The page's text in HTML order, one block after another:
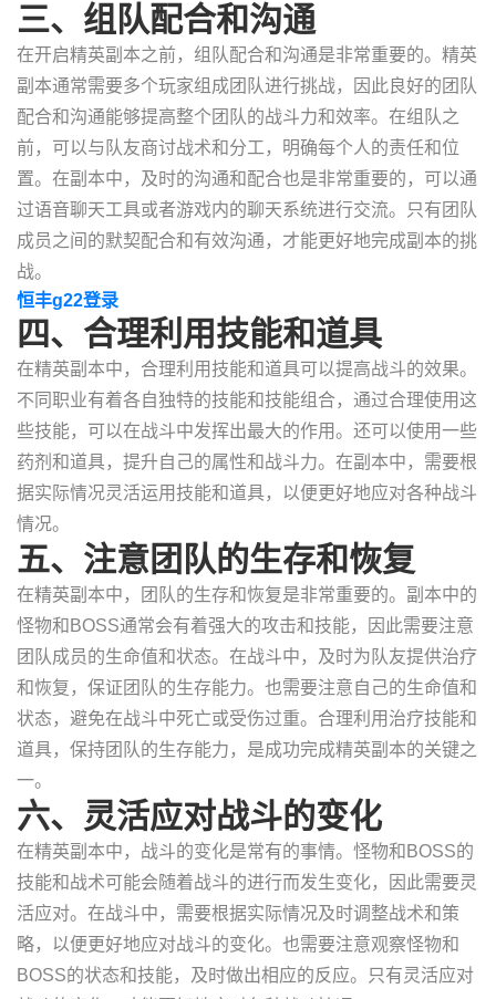
三、组队配合和沟通
在开启精英副本之前，组队配合和沟通是非常重要的。精英
副本通常需要多个玩家组成团队进行挑战，因此良好的团队
配合和沟通能够提高整个团队的战斗力和效率。在组队之
前，可以与队友商讨战术和分工，明确每个人的责任和位
置。在副本中，及时的沟通和配合也是非常重要的，可以通
过语音聊天工具或者游戏内的聊天系统进行交流。只有团队
成员之间的默契配合和有效沟通，才能更好地完成副本的挑
战。
恒丰g22登录
四、合理利用技能和道具
在精英副本中，合理利用技能和道具可以提高战斗的效果。
不同职业有着各自独特的技能和技能组合，通过合理使用这
些技能，可以在战斗中发挥出最大的作用。还可以使用一些
药剂和道具，提升自己的属性和战斗力。在副本中，需要根
据实际情况灵活运用技能和道具，以便更好地应对各种战斗
情况。
五、注意团队的生存和恢复
在精英副本中，团队的生存和恢复是非常重要的。副本中的
怪物和BOSS通常会有着强大的攻击和技能，因此需要注意
团队成员的生命值和状态。在战斗中，及时为队友提供治疗
和恢复，保证团队的生存能力。也需要注意自己的生命值和
状态，避免在战斗中死亡或受伤过重。合理利用治疗技能和
道具，保持团队的生存能力，是成功完成精英副本的关键之
一。
六、灵活应对战斗的变化
在精英副本中，战斗的变化是常有的事情。怪物和BOSS的
技能和战术可能会随着战斗的进行而发生变化，因此需要灵
活应对。在战斗中，需要根据实际情况及时调整战术和策
略，以便更好地应对战斗的变化。也需要注意观察怪物和
BOSS的状态和技能，及时做出相应的反应。只有灵活应对